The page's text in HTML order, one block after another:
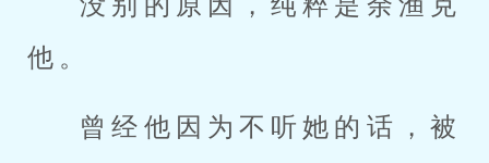
他。
曾经他因为不听她的话，被